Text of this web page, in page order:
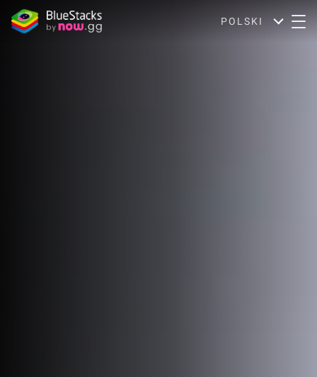
POLSKI